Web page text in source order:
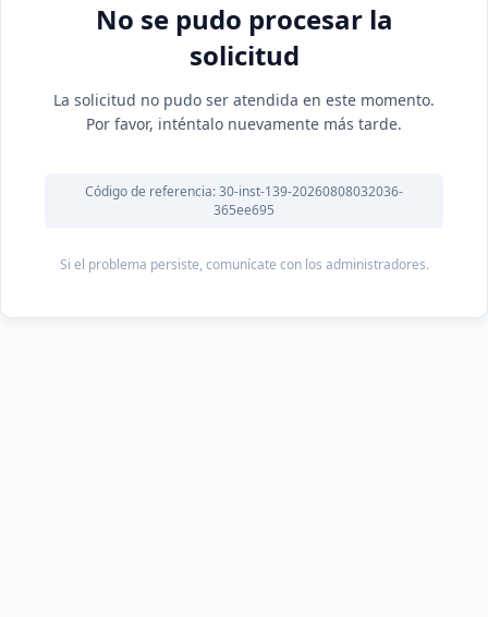
No se pudo procesar la
solicitud
La solicitud no pudo ser atendida en este momento.
Por favor, inténtalo nuevamente más tarde.
Código de referencia: 30-inst-139-20260808032036-
365ee695
Si el problema persiste, comunícate con los administradores.